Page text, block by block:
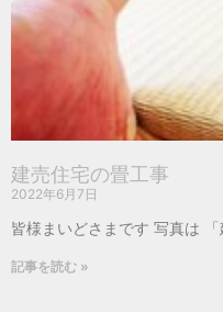
建売住宅の畳工事
2022年6月7日
皆様まいどさまです 写真は
記事を読む »